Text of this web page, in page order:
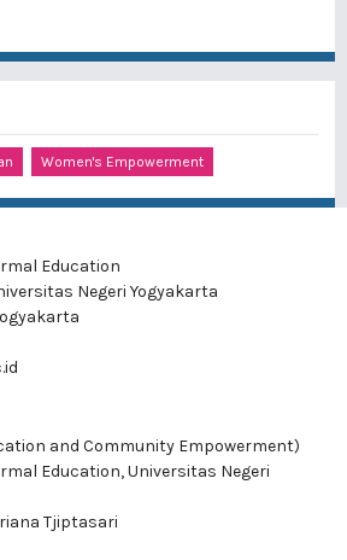
Women's Empowerment
Education
Negeri Yogyakarta
and Community Empowerment)
Education, Universitas Negeri
Tjiptasari